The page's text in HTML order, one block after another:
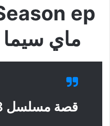
ماي سيما Mycima
قصة مسلسل 18 Again